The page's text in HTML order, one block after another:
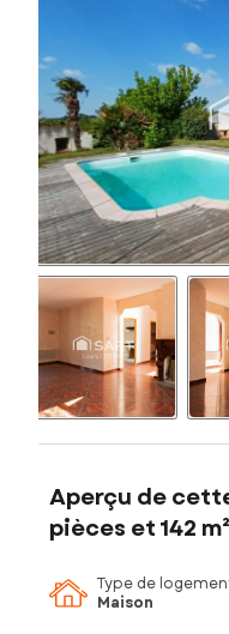
Aperçu de
pièces et 142 m²
Type de
Maison